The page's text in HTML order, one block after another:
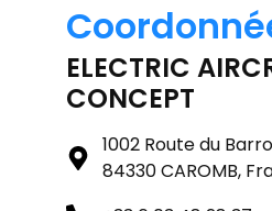
ELECTRIC
CONCEPT
1002 Route du
84330 CAROMB,